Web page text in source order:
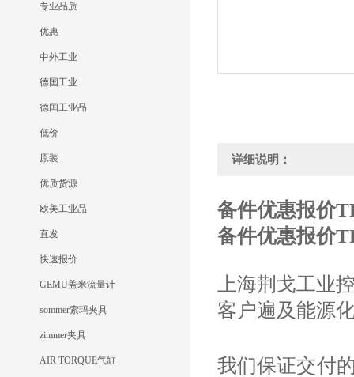
专业品质
优惠
中外工业
德国工业
德国工业品
低价
原装
优质货源
欧美工业品
直发
快速报价
GEMU盖米流量计
sommer索玛夹具
zimmer夹具
AIR TORQUE气缸
详细说明：
备件优惠报价
备件优惠报价
上海荆戈工业
客户遍及能源
我们保证交付